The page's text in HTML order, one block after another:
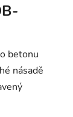
betonu
násadě